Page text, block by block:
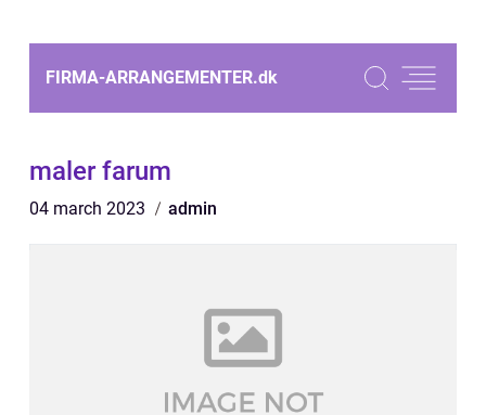
FIRMA-ARRANGEMENTER.dk
maler farum
04 march 2023 admin